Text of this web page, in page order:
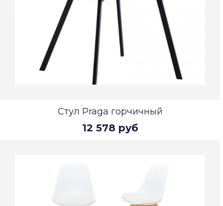
Стул Praga горчичный
12 578 руб